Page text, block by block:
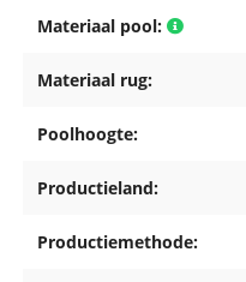
Materiaal pool:
Materiaal rug:
Poolhoogte:
Productieland:
Productiemethode: